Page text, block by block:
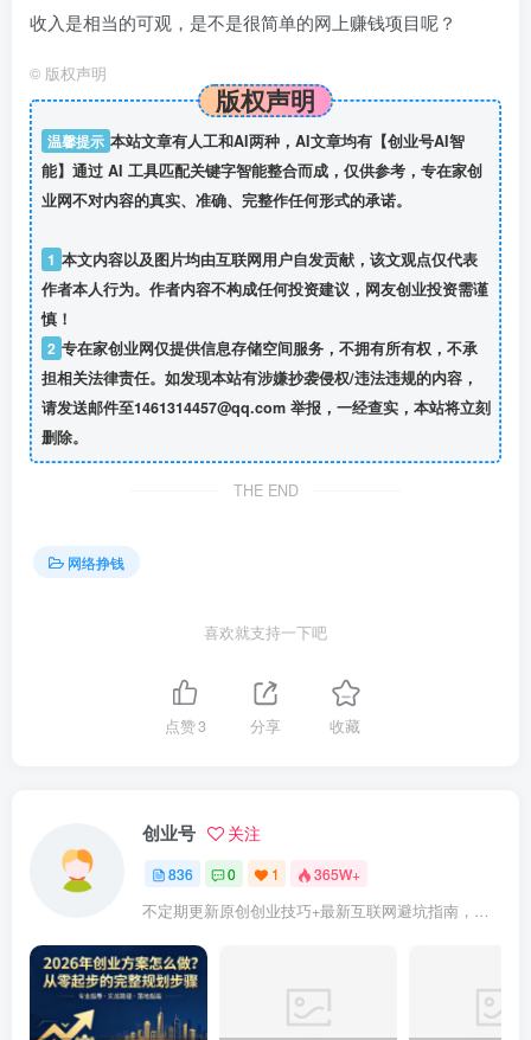
收入是相当的可观，是不是很简单的网上赚钱项目呢？
© 版权声明
版权声明
温馨提示 本站文章有人工和AI两种，AI文章均有【创业号AI智
能】通过 AI 工具匹配关键字智能整合而成，仅供参考，专在家创
业网不对内容的真实、准确、完整作任何形式的承诺。
1 本文内容以及图片均由互联网用户自发贡献，该文观点仅代表
作者本人行为。作者内容不构成任何投资建议，网友创业投资需谨
慎！
2 专在家创业网仅提供信息存储空间服务，不拥有所有权，不承
担相关法律责任。如发现本站有涉嫌抄袭侵权/违法违规的内容，
请发送邮件至1461314457@qq.com 举报，一经查实，本站将立刻
删除。
THE END
网络挣钱
喜欢就支持一下吧
点赞3 分享 收藏
创业号 关注
836 0 1 365W+
不定期更新原创创业技巧+最新互联网避坑指南，助力企业或者个人快速成功创业